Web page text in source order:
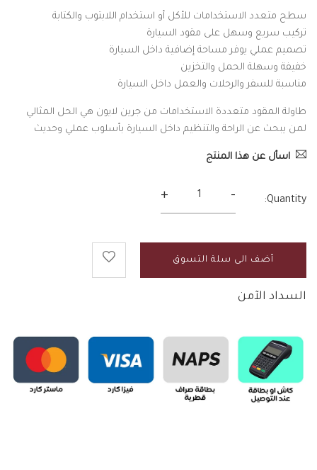
سطح متعدد الاستخدامات للأكل أو استخدام اللابتوب والكتابة
تركيب سريع وسهل على مقود السيارة
تصميم عملي يوفر مساحة إضافية داخل السيارة
خفيفة وسهلة الحمل والتخزين
مناسبة للسفر والرحلات والعمل داخل السيارة
طاولة المقود متعددة الاستخدامات من جرين لايون هي الحل المثالي
لمن يبحث عن الراحة والتنظيم داخل السيارة بأسلوب عملي وحديث
اسأل عن هذا المنتج
Quantity:
-
+
أضف الى سلة التسوق
السداد الآمن